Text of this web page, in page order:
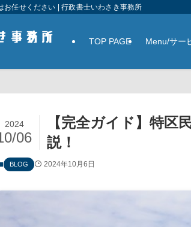
お任せください | 行政書士いわさき事務所
TOP PAGE Menu/サー
【完全ガイド】特区
説！
2024
06
BLOG 2024年10月6日